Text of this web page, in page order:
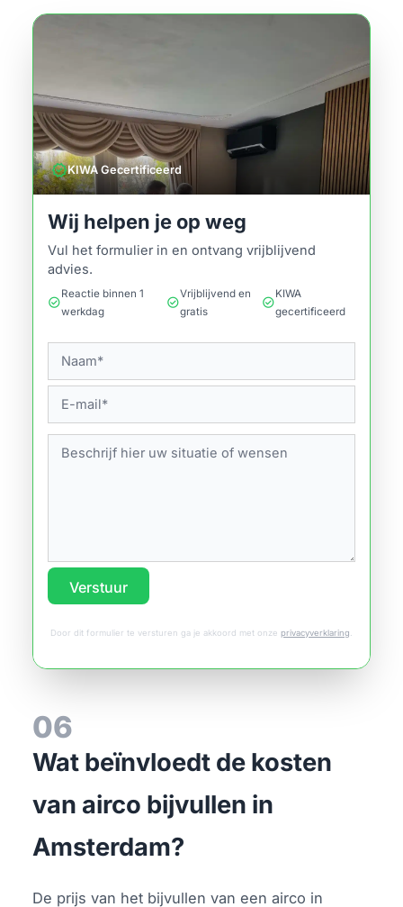
verifiedKIWA Gecertificeerd
Wij helpen je op weg
Vul het formulier in en ontvang vrijblijvend
advies.
check_circle
Reactie binnen 1
werkdag
check_circle
Vrijblijvend en
gratis
check_circle
KIWA
gecertificeerd
Verstuur
Door dit formulier te versturen ga je akkoord met onze privacyverklaring
06
Wat beïnvloedt de kosten
van airco bijvullen in
Amsterdam?
De prijs van het bijvullen van een airco in